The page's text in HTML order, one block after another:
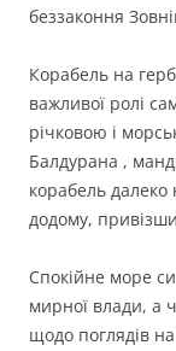
беззаконня
Корабель на
важливої ролі
річковою і
Балдурана ,
корабель далеко
додому,
Спокійне море
мирної влади, а
щодо поглядів